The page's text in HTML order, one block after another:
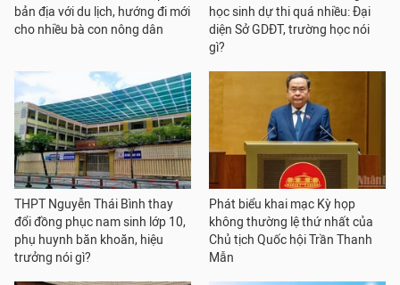
bản địa với du lịch, hướng đi mới
cho nhiều bà con nông dân
học sinh dự thi quá nhiều: Đại
diện Sở GDĐT, trường học nói
gì?
THPT Nguyễn Thái Bình thay
đổi đồng phục nam sinh lớp 10,
phụ huynh băn khoăn, hiệu
trưởng nói gì?
Phát biểu khai mạc Kỳ họp
không thường lệ thứ nhất của
Chủ tịch Quốc hội Trần Thanh
Mẫn